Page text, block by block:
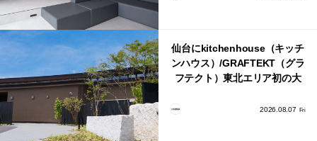
仙台にkitchenhouse（キッチ
ンハウス）/GRAFTEKT（グラ
フテクト）東北エリア初の大
2026.08.07 Fri